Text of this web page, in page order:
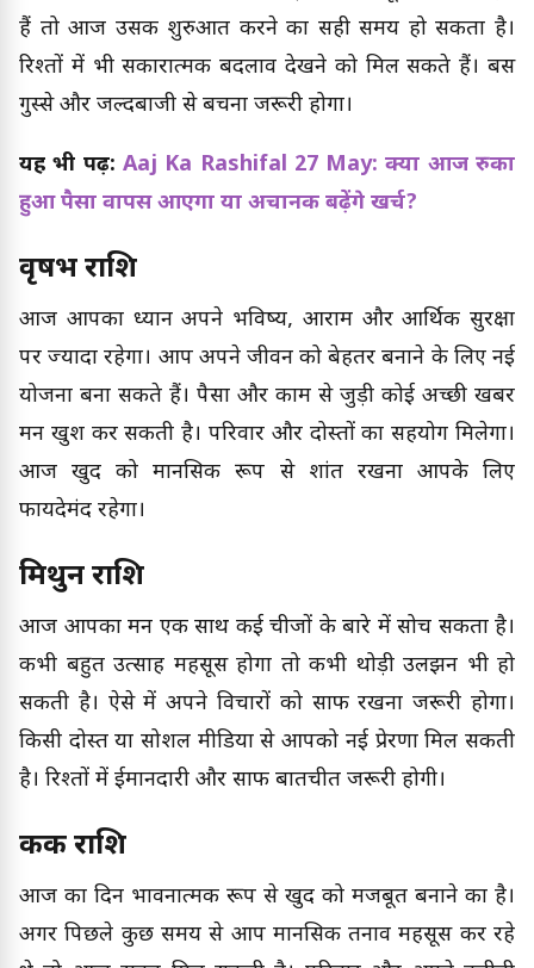
हैं तो आज उसकी शुरुआत करने का सही समय हो सकता है।
रिश्तों में भी सकारात्मक बदलाव देखने को मिल सकते हैं। बस
गुस्से और जल्दबाजी से बचना जरूरी होगा।
यह भी पढ़ें: Aaj Ka Rashifal 27 May: क्या आज रुका
हुआ पैसा वापस आएगा या अचानक बढ़ेंगे खर्च?
वृषभ राशि
आज आपका ध्यान अपने भविष्य, आराम और आर्थिक सुरक्षा
पर ज्यादा रहेगा। आप अपने जीवन को बेहतर बनाने के लिए नई
योजना बना सकते हैं। पैसा और काम से जुड़ी कोई अच्छी खबर
मन खुश कर सकती है। परिवार और दोस्तों का सहयोग मिलेगा।
आज खुद को मानसिक रूप से शांत रखना आपके लिए
फायदेमंद रहेगा।
मिथुन राशि
आज आपका मन एक साथ कई चीजों के बारे में सोच सकता है।
कभी बहुत उत्साह महसूस होगा तो कभी थोड़ी उलझन भी हो
सकती है। ऐसे में अपने विचारों को साफ रखना जरूरी होगा।
किसी दोस्त या सोशल मीडिया से आपको नई प्रेरणा मिल सकती
है। रिश्तों में ईमानदारी और साफ बातचीत जरूरी होगी।
कर्क राशि
आज का दिन भावनात्मक रूप से खुद को मजबूत बनाने का है।
अगर पिछले कुछ समय से आप मानसिक तनाव महसूस कर रहे